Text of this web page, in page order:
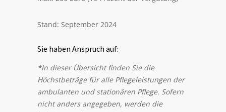
Stand: September 2024
Sie haben Anspruch auf:
*In dieser Übersicht finden Sie die
Höchstbeträge für alle Pflegeleistungen der
ambulanten und stationären Pflege. Sofern
nicht anders angegeben, werden die